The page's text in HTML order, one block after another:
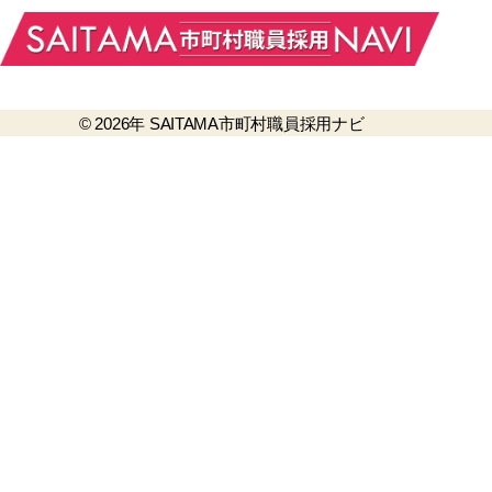
© 2026年 SAITAMA市町村職員採用ナビ